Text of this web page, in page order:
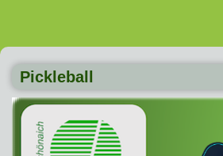
Pickleball